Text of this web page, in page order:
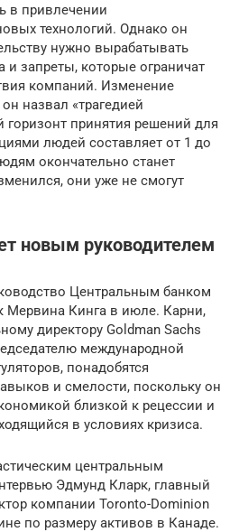
в привлечении
технологий. Однако он
нужно вырабатывать
и запреты, которые ограничат
компаний. Изменение
назвал «трагедией
горизонт принятия решений для
людей составляет от 1 до
окончательно станет
они уже не смогут
новым руководителем
Центральным банком
Мервина Кинга в июле. Карни,
директору Goldman Sachs
международной
понадобятся
и смелости, поскольку он
близкой к рецессии и
в условиях кризиса.
центральным
Эдмунд Кларк, главный
компании Toronto-Dominion
по размеру активов в Канаде.